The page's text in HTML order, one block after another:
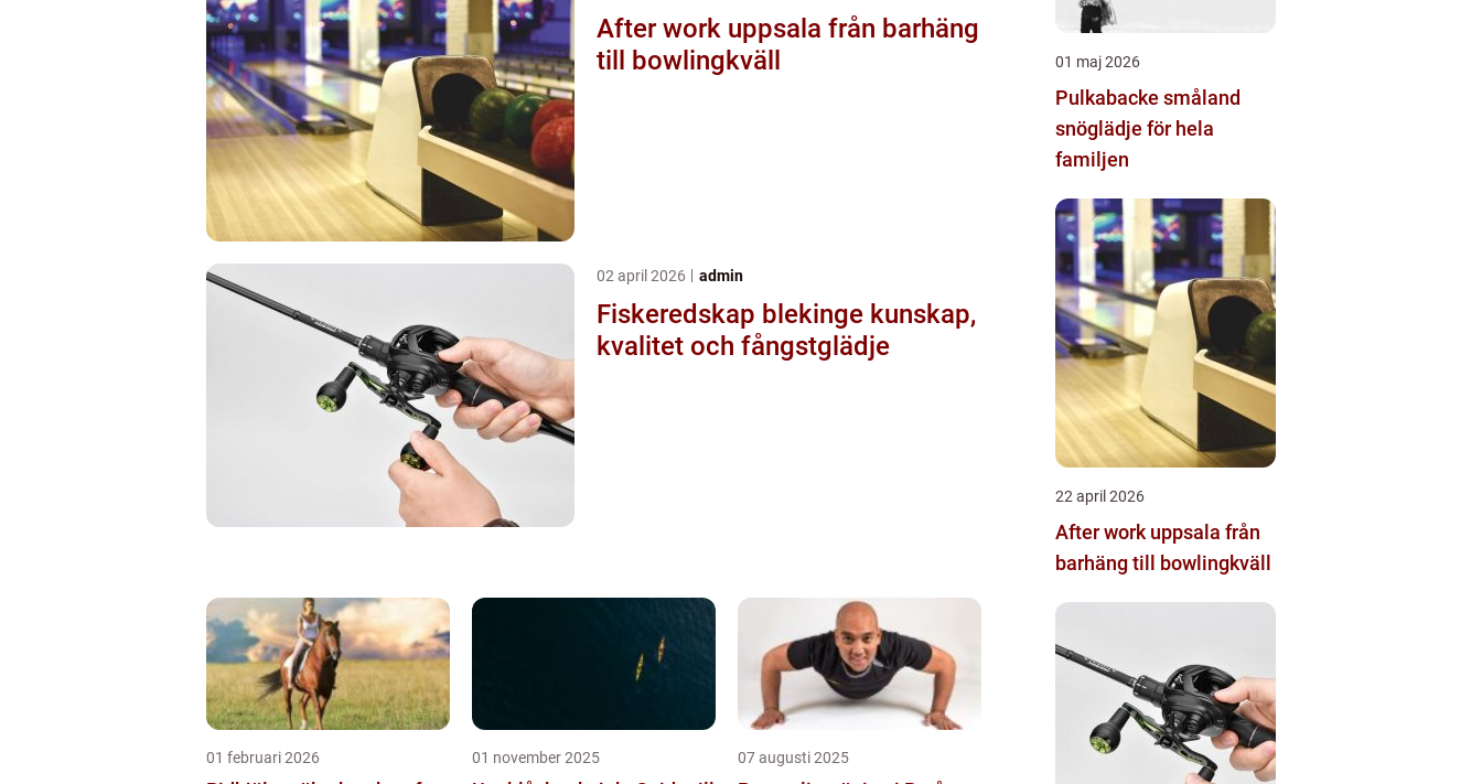
After work uppsala från barhäng
till bowlingkväll
02 april 2026 admin
Fiskeredskap blekinge kunskap,
kvalitet och fångstglädje
01 februari 2026 01 november 2025 07 augusti 2025
01 maj 2026
Pulkabacke småland
snöglädje för hela
familjen
22 april 2026
After work uppsala från
barhäng till bowlingkväll